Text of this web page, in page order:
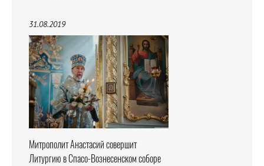
31.08.2019
Митрополит Анастасий совершит
Литургию в Спасо-Вознесенском соборе